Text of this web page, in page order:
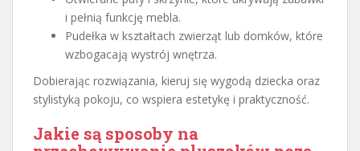
i pełnią funkcję mebla.
Pudełka w kształtach zwierząt lub domków, które
wzbogacają wystrój wnętrza.
Dobierając rozwiązania, kieruj się wygodą dziecka oraz
stylistyką pokoju, co wspiera estetykę i praktyczność.
Jakie są sposoby na